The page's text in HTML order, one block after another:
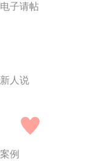
电子请帖
新人说
案例